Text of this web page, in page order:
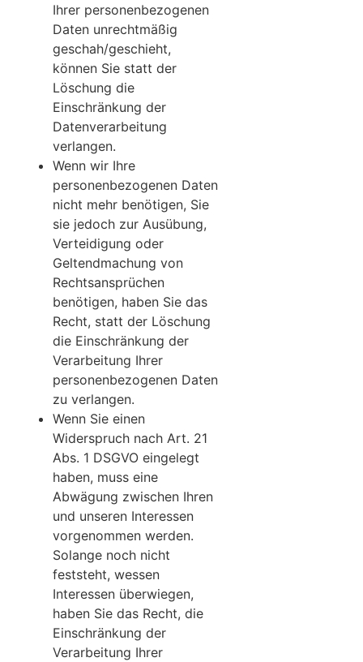
Ihrer personenbezogenen
Daten unrechtmäßig
geschah/geschieht,
können Sie statt der
Löschung die
Einschränkung der
Datenverarbeitung
verlangen.
Wenn wir Ihre
personenbezogenen Daten
nicht mehr benötigen, Sie
sie jedoch zur Ausübung,
Verteidigung oder
Geltendmachung von
Rechtsansprüchen
benötigen, haben Sie das
Recht, statt der Löschung
die Einschränkung der
Verarbeitung Ihrer
personenbezogenen Daten
zu verlangen.
Wenn Sie einen
Widerspruch nach Art. 21
Abs. 1 DSGVO eingelegt
haben, muss eine
Abwägung zwischen Ihren
und unseren Interessen
vorgenommen werden.
Solange noch nicht
feststeht, wessen
Interessen überwiegen,
haben Sie das Recht, die
Einschränkung der
Verarbeitung Ihrer